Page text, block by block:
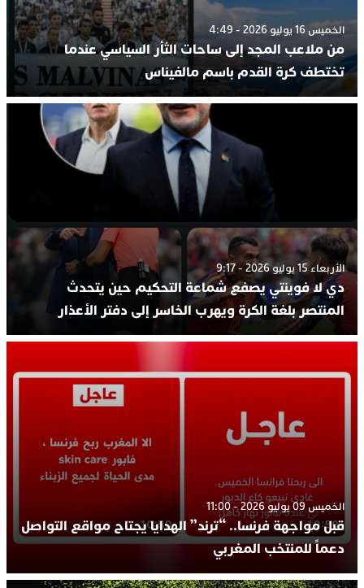
الخميس 16 يوليو 2026 - 4:49
من ملاعب المجد إلى ساحات الثأر السياسي عندما
تختطف كرة القدم باسم مالفيناس
الأربعاء 15 يوليو 2026 - 9:17
دي لا فوينتي يصفع شماعة التحكيم حين يتحدث
المنتصر بلغة الكرة ويهرب الخاسر إلى دفتر الأعذار
الخميس 09 يوليو 2026 - 11:00
قبل مواجهة فرنسا.. “ترند” الهدايا يجتاح مواقع التواصل
دعماً للمنتخب المغربي